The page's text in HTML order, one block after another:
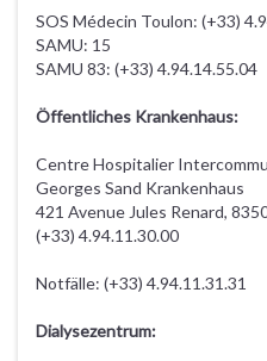
SOS Médecin Toulon: (+33)
SAMU: 15
SAMU 83: (+33) 4.94.14.55.04
Öffentliches Krankenhaus:
Centre Hospitalier
Georges Sand Krankenhaus
421 Avenue Jules Renard,
(+33) 4.94.11.30.00
Notfälle: (+33) 4.94.11.31.31
Dialysezentrum: